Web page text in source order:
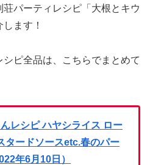
パーティレシピ「大根とキウ
ます！
ピ全品は、こちらでまとめて
レシピ ハヤシライス ロー
タードソースetc.春のパー
年6月10日）